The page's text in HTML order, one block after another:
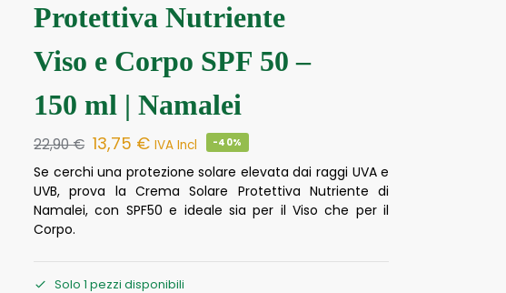
Protettiva Nutriente
Viso e Corpo SPF 50 –
150 ml | Namalei
22,90€ 13,75 € IVA Incl -40%
Se cerchi una protezione solare elevata dai raggi UVA e
UVB, prova la Crema Solare Protettiva Nutriente di
Namalei, con SPF50 e ideale sia per il Viso che per il
Corpo.
Solo 1 pezzi disponibili